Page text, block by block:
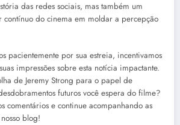
das redes sociais, mas também um
contínuo do cinema em moldar a percepção
pacientemente por sua estreia, incentivamos
impressões sobre esta notícia impactante.
de Jeremy Strong para o papel de
futuros você espera do filme?
comentários e continue acompanhando as
blog!